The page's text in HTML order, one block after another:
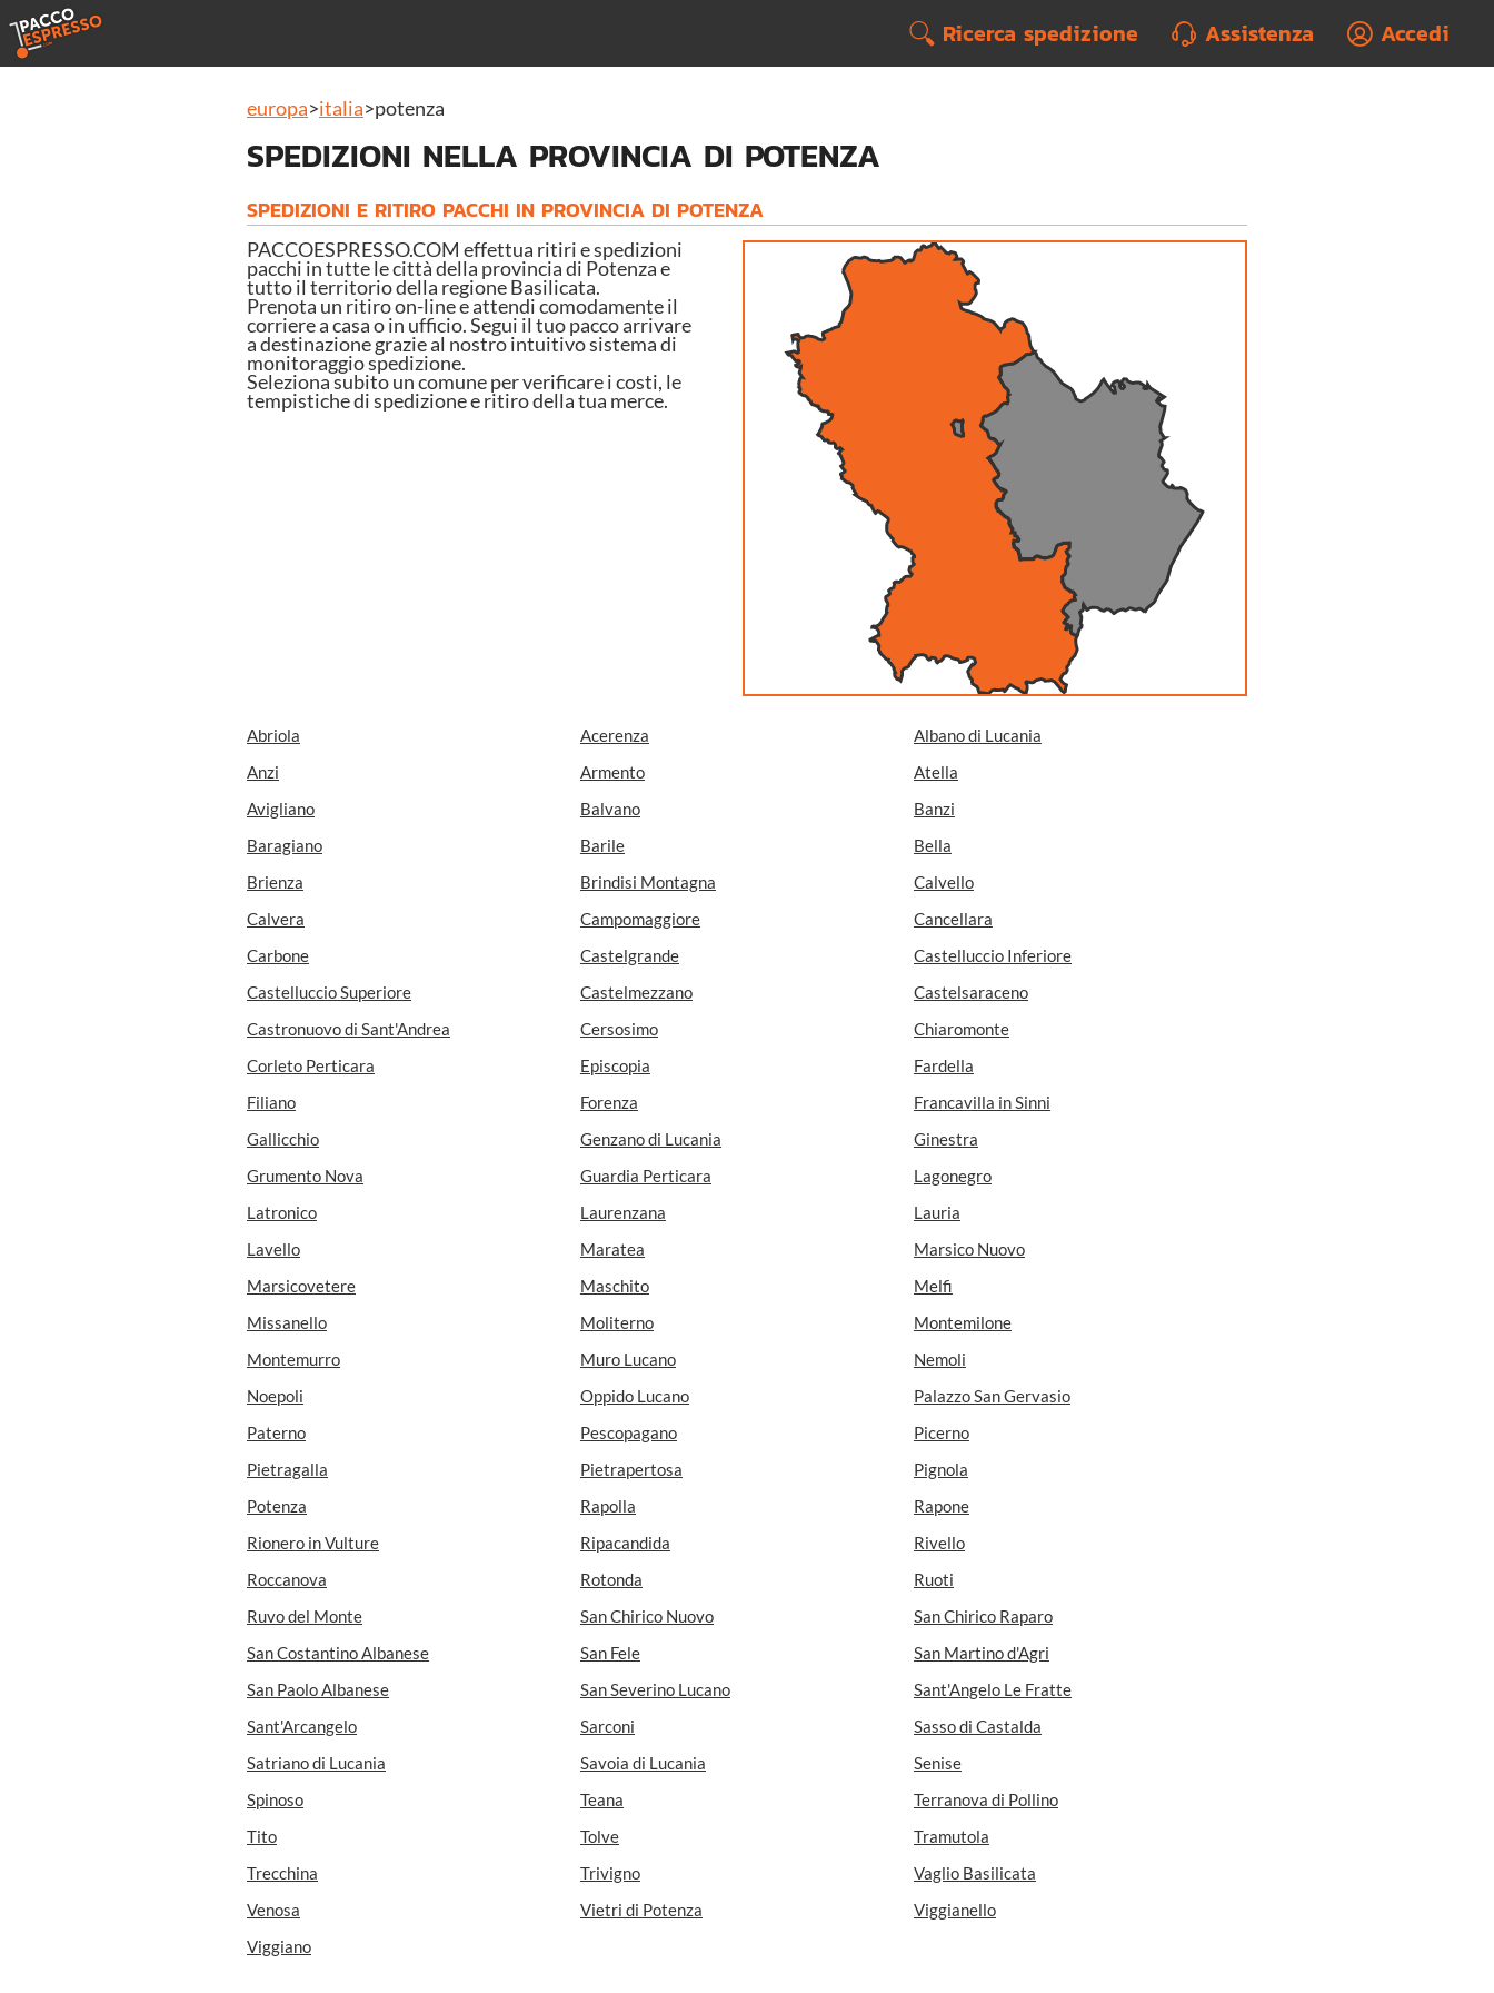
Ricerca spedizione Assistenza Accedi
europa>italia>potenza
SPEDIZIONI NELLA PROVINCIA DI POTENZA
SPEDIZIONI E RITIRO PACCHI IN PROVINCIA DI POTENZA
PACCOESPRESSO.COM effettua ritiri e spedizioni
pacchi in tutte le città della provincia di Potenza e
tutto il territorio della regione Basilicata.
Prenota un ritiro on-line e attendi comodamente il
corriere a casa o in ufficio. Segui il tuo pacco arrivare
a destinazione grazie al nostro intuitivo sistema di
monitoraggio spedizione.
Seleziona subito un comune per verificare i costi, le
tempistiche di spedizione e ritiro della tua merce.
Abriola Acerenza
Albano di Lucania
Anzi
Armento
Atella
Avigliano
Balvano
Banzi
Baragiano
Barile
Bella
Brienza
Brindisi Montagna
Calvello
Calvera
Campomaggiore
Cancellara
Carbone
Castelgrande
Castelluccio Inferiore
Castelluccio Superiore
Castelmezzano
Castelsaraceno
Castronuovo di Sant'Andrea
Cersosimo
Chiaromonte
Corleto Perticara
Episcopia
Fardella
Filiano
Forenza
Francavilla in Sinni
Gallicchio
Genzano di Lucania
Ginestra
Grumento Nova
Guardia Perticara
Lagonegro
Latronico
Laurenzana
Lauria
Lavello
Maratea
Marsico Nuovo
Marsicovetere
Maschito
Melfi
Missanello
Moliterno
Montemilone
Montemurro
Muro Lucano
Nemoli
Noepoli
Oppido Lucano
Palazzo San Gervasio
Paterno
Pescopagano
Picerno
Pietragalla
Pietrapertosa
Pignola
Potenza
Rapolla
Rapone
Rionero in Vulture
Ripacandida
Rivello
Roccanova
Rotonda
Ruoti
Ruvo del Monte
San Chirico Nuovo
San Chirico Raparo
San Costantino Albanese
San Fele
San Martino d'Agri
San Paolo Albanese
San Severino Lucano
Sant'Angelo Le Fratte
Sant'Arcangelo
Sarconi
Sasso di Castalda
Satriano di Lucania
Savoia di Lucania
Senise
Spinoso
Teana
Terranova di Pollino
Tito
Tolve
Tramutola
Trecchina
Trivigno
Vaglio Basilicata
Venosa
Vietri di Potenza
Viggianello
Viggiano